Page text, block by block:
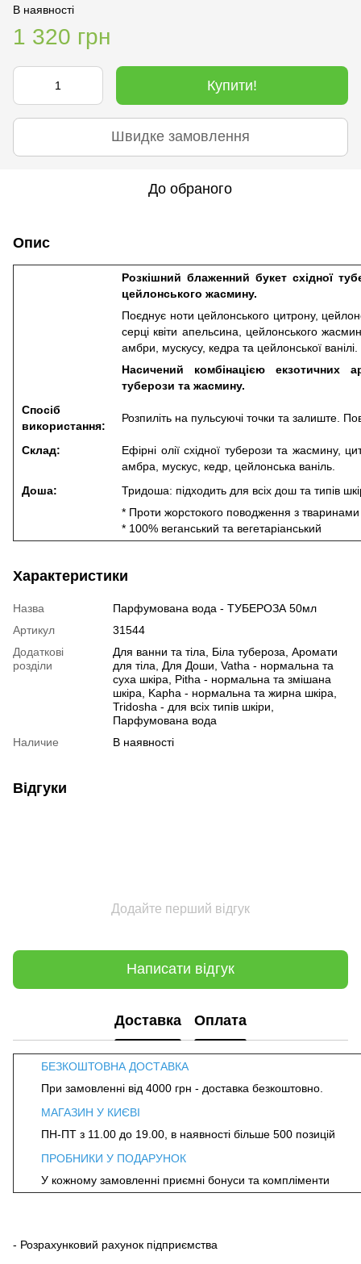
В наявності
1 320 грн
Купити!
Швидке замовлення
До обраного
Опис
Розкішний блаженний букет східної
цейлонського жасмину.
Поєднує ноти цейлонського цитрону,
серці квіти апельсина, цейлонського
амбри, мускусу, кедра та цейлонської ванілі.
Насичений комбінацією екзотичних
туберози та жасмину.
Спосіб
використання:
Розпиліть на пульсуючі точки та залиште.
Склад:
Ефірні олії східної туберози та жасмину,
амбра, мускус, кедр, цейлонська ваніль.
Доша:
Тридоша: підходить для всіх дош та типів
* Проти жорстокого поводження з тваринами
* 100% веганський та вегетаріанський
Характеристики
Назва
Парфумована вода - ТУБЕРОЗА 50мл
Артикул
31544
Додаткові
розділи
Для ванни та тіла, Біла тубероза, Аромати
для тіла, Для Доши, Vatha - нормальна та
суха шкіра, Pitha - нормальна та змішана
шкіра, Kapha - нормальна та жирна шкіра,
Tridosha - для всіх типів шкіри,
Парфумована вода
Наличие
В наявності
Відгуки
Додайте перший відгук
Написати відгук
Доставка Оплата
БЕЗКОШТОВНА ДОСТАВКА
При замовленні від 4000 грн - доставка безкоштовно.
МАГАЗИН У КИЄВІ
ПН-ПТ з 11.00 до 19.00, в наявності більше 500 позицій
ПРОБНИКИ У ПОДАРУНОК
У кожному замовленні приємні бонуси та компліменти
- Розрахунковий рахунок підприємства